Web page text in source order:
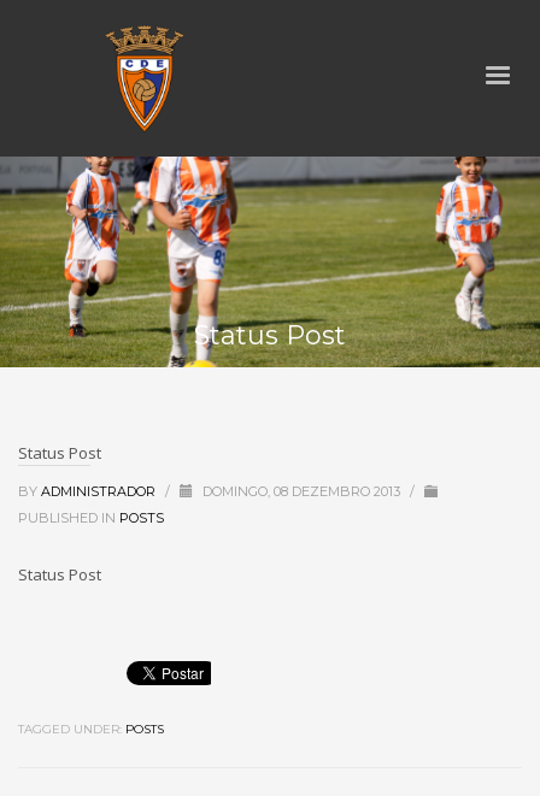
Status Post
Status Post
BY ADMINISTRADOR / DOMINGO, 08 DEZEMBRO 2013 /
PUBLISHED IN POSTS
Status Post
TAGGED UNDER: POSTS